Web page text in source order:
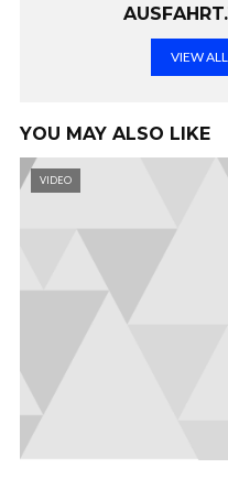
VIEW
YOU MAY ALSO LIKE
VIDEO